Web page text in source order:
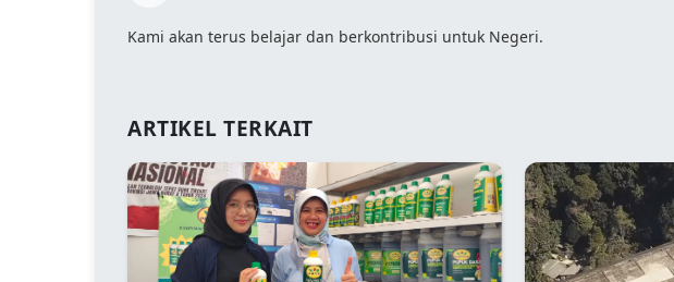
Kami akan terus belajar dan berkontribusi untuk Negeri.
ARTIKEL TERKAIT